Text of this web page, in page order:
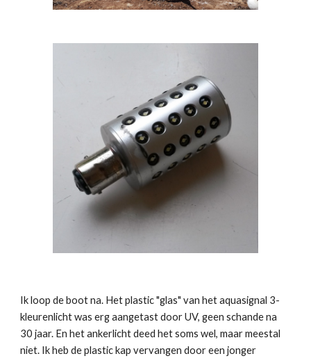
Ik loop de boot na. Het plastic "glas" van het aquasignal 3-
kleurenlicht was erg aangetast door UV, geen schande na
30 jaar. En het ankerlicht deed het soms wel, maar meestal
niet. Ik heb de plastic kap vervangen door een jonger